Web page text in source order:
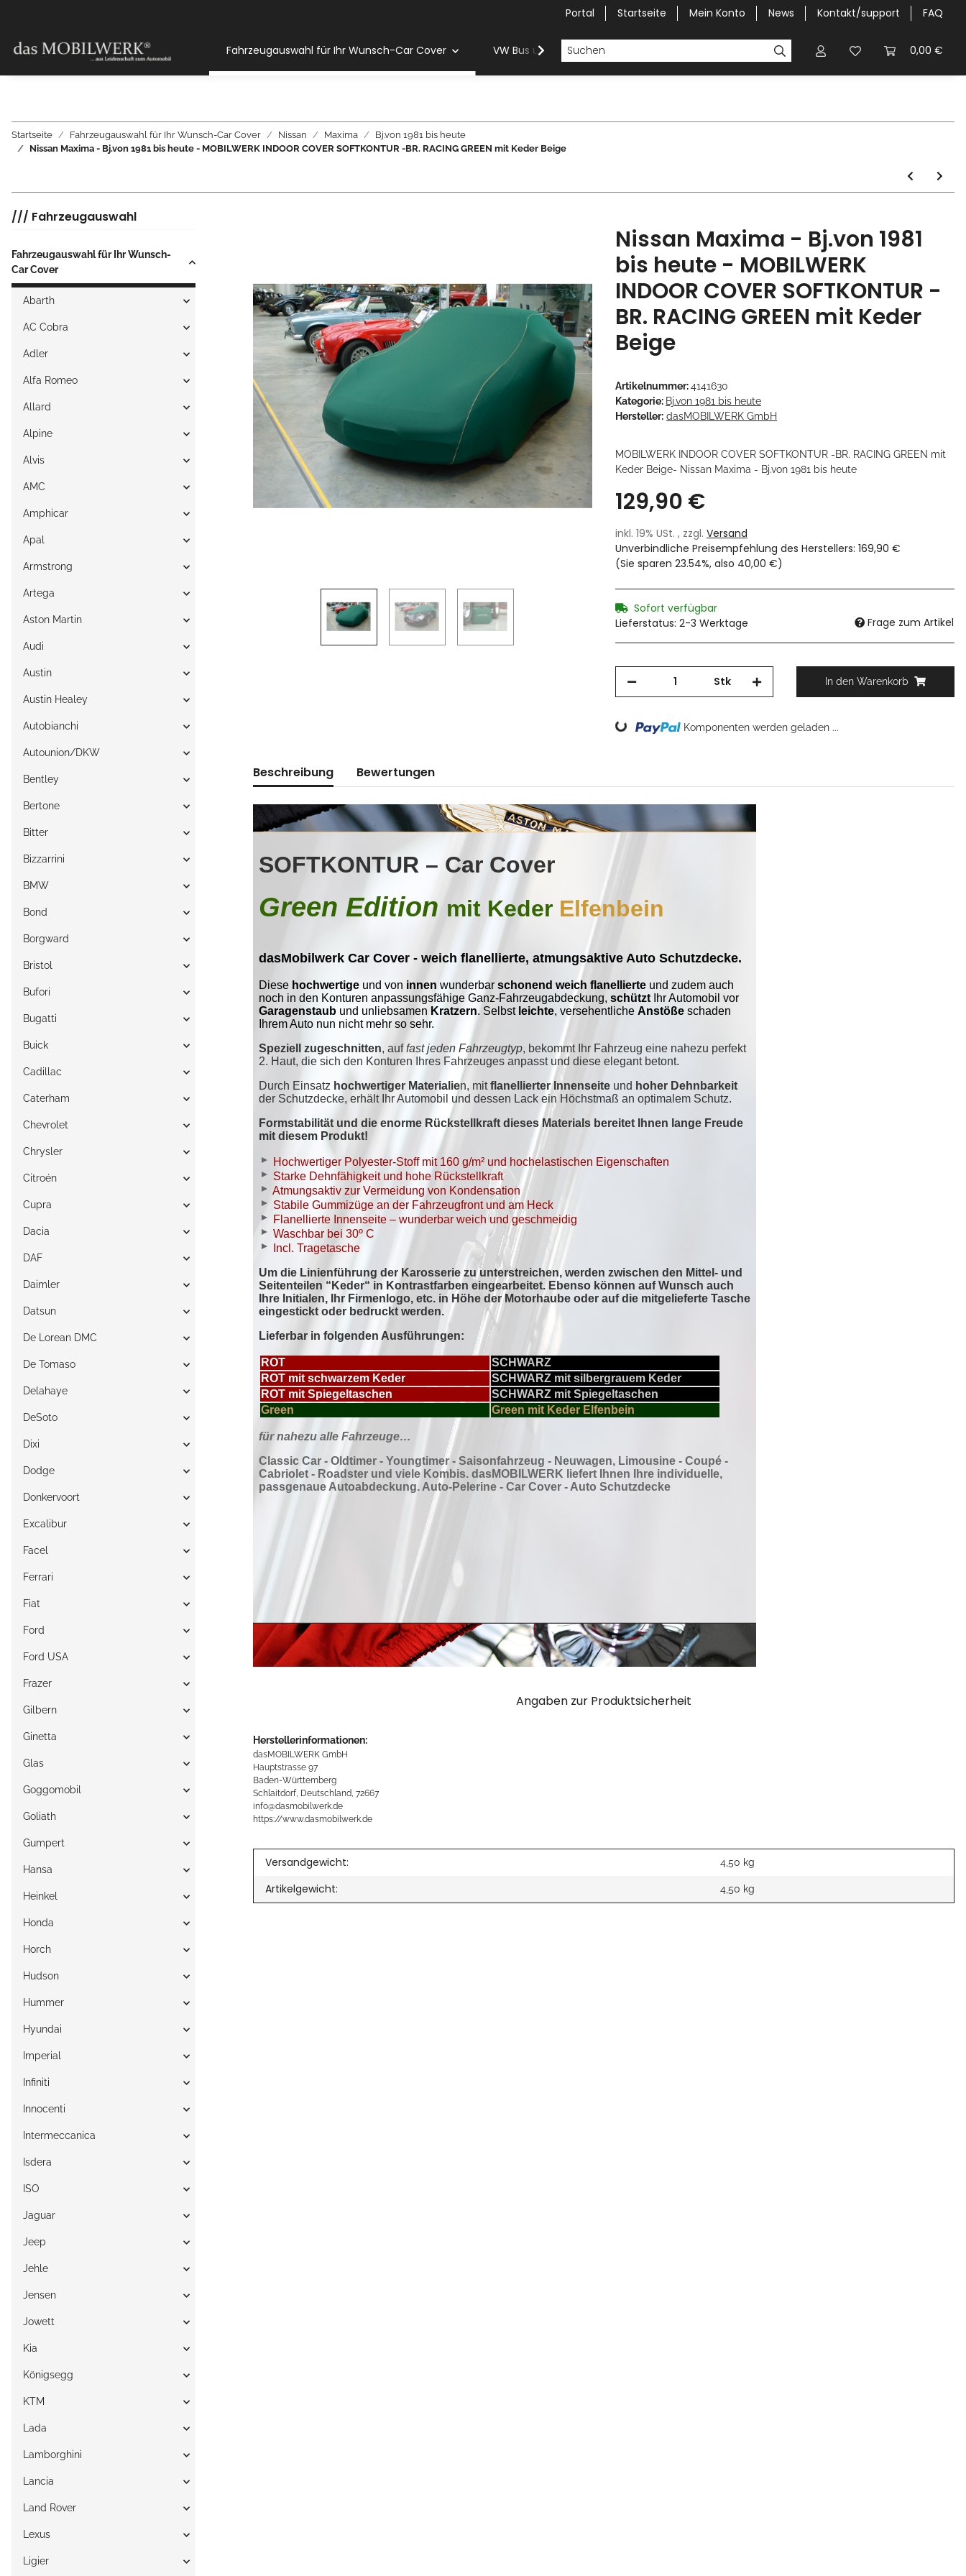
Portal Startseite Mein Konto News Kontakt/support FAQ
0,00 €
Fahrzeugauswahl für Ihr Wunsch-Car Cover VW Bus und Van Car Cover Halbgaragen / Kapuzen nach
Startseite Fahrzeugauswahl für Ihr Wunsch-Car Cover Nissan Maxima
Bj.von 1981 bis heute
Nissan Maxima - Bj.von 1981 bis heute - MOBILWERK INDOOR COVER SOFTKONTUR -BR. RACING GREEN mit Keder Beige
Nissan Maxima - Bj.von 1981
bis heute - MOBILWERK
INDOOR COVER SOFTKONTUR -
BR. RACING GREEN mit Keder
Beige
Artikelnummer:4141630
Kategorie: Bj.von 1981 bis heute
Hersteller: dasMOBILWERK GmbH
MOBILWERK INDOOR COVER SOFTKONTUR -BR. RACING GREEN mit
Keder Beige- Nissan Maxima - Bj.von 1981 bis heute
129,90 €
inkl. 19% USt. , zzgl. Versand
Unverbindliche Preisempfehlung des Herstellers: 169,90 €
(Sie sparen 23.54%, also 40,00 €)
Sofort verfügbar
Lieferstatus: 2-3 Werktage
Frage zum Artikel
Stk In den Warenkorb
Loading... Komponenten werden geladen ...
Beschreibung Bewertungen
Angaben zur Produktsicherheit
Herstellerinformationen:
dasMOBILWERK GmbH
Hauptstrasse 97
Baden-Württemberg
Schlaitdorf, Deutschland, 72667
info@dasmobilwerk.de
https://www.dasmobilwerk.de
Versandgewicht: 4,50 kg
Artikelgewicht: 4,50 kg
/// Fahrzeugauswahl
Fahrzeugauswahl für Ihr Wunsch-
Car Cover
Abarth
AC Cobra
Adler
Alfa Romeo
Allard
Alpine
Alvis
AMC
Amphicar
Apal
Armstrong
Artega
Aston Martin
Audi
Austin
Austin Healey
Autobianchi
Autounion/DKW
Bentley
Bertone
Bitter
Bizzarrini
BMW
Bond
Borgward
Bristol
Bufori
Bugatti
Buick
Cadillac
Caterham
Chevrolet
Chrysler
Citroén
Cupra
Dacia
DAF
Daimler
Datsun
De Lorean DMC
De Tomaso
Delahaye
DeSoto
Dixi
Dodge
Donkervoort
Excalibur
Facel
Ferrari
Fiat
Ford
Ford USA
Frazer
Gilbern
Ginetta
Glas
Goggomobil
Goliath
Gumpert
Hansa
Heinkel
Honda
Horch
Hudson
Hummer
Hyundai
Imperial
Infiniti
Innocenti
Intermeccanica
Isdera
ISO
Jaguar
Jeep
Jehle
Jensen
Jowett
Kia
Königsegg
KTM
Lada
Lamborghini
Lancia
Land Rover
Lexus
Ligier